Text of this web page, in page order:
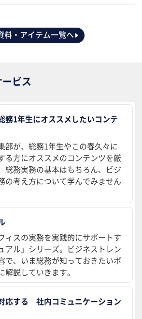
料・アイテム一覧へ
ビス
務1年生にオススメしたいコンテ
部が、総務1年生やこの春久々に
る方にオススメのコンテンツを厳
総務実務の基本はもちろん、ビジ
の考え方について学んでみません
ィスの実務を実践的にサポートす
アル」シリーズ。ビジネストレン
で、いま総務が知っておきたいポ
説していきます。
応する 社内コミュニケーション